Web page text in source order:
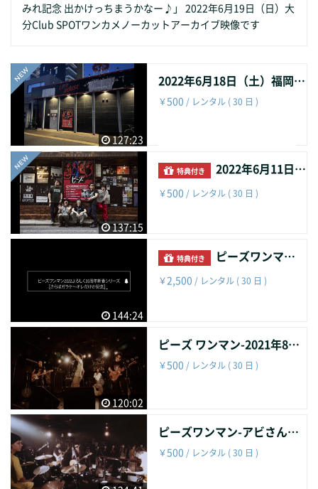
みれ記念 出かけっちまうかなー♪」 2022年6月19日（日）大
分Club SPOTワンカメノーカットアーカイブ映像です
127:23
2022年6月18日（土）福岡CB/ピーズ35周年ありがとうツアー 「解禁ヤッホー!?ドサクサまみれ記念 出かけっちまうかなー♪」
￥500 / レンタル ( 30 日 )
137:15
特典付き 2022年6月11日（土）千葉LOOK/ピーズ35周年ありがとうツアー 「解禁ヤッホー!?ドサクサまみれ記念 出かけっちまうかなー♪」
￥500 / レンタル ( 30 日 )
144:24
特典付き ピーズワンマン2022よろしく35周年新春シリーズ [さらばガラケ～オレだけか記念]ドキュメントムービー
￥2,500 / レンタル ( 30 日 )
120:02
ピーズ ワンマン-2021年8月14日横浜FAD
￥500 / レンタル ( 30 日 )
ピーズワンマン-アビさん誕生日LOOK
￥500 / レンタル ( 30 日 )